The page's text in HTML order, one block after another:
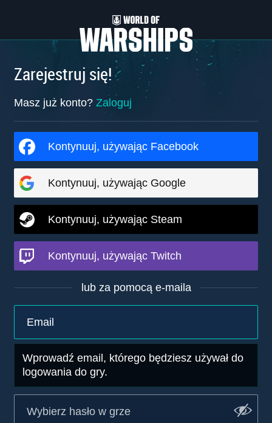
Zarejestruj się!
Masz już konto? Zaloguj
Kontynuuj, używając Facebook
Kontynuuj, używając Google
Kontynuuj, używając Steam
Kontynuuj, używając Twitch
lub za pomocą e-maila
Wprowadź email, którego będziesz używał do
logowania do gry.